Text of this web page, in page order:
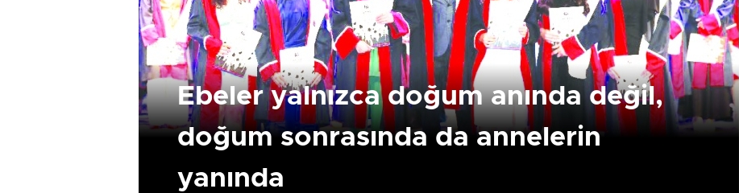
Ebeler yalnızca doğum anında değil,
doğum sonrasında da annelerin
yanında
Beyaz ete büyük zam
geliyor
Yüksek elektrik faturaları
çiftçiyi üretimden
uzaklaştırıyor